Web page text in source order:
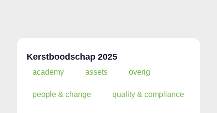
Kerstboodschap 2025
academy assets overig
people & change quality & compliance